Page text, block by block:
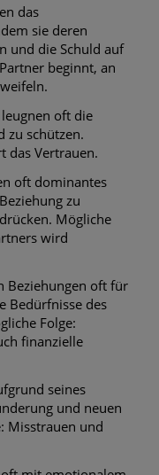
das
sie deren
und die Schuld auf
beginnt, an
oft die
zu schützen.
das Vertrauen.
oft dominantes
zu
Mögliche
wird
Beziehungen oft für
Bedürfnisse des
Folge:
finanzielle
seines
und neuen
Misstrauen und